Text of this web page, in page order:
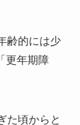
齢的には少
更年期障
た頃からと